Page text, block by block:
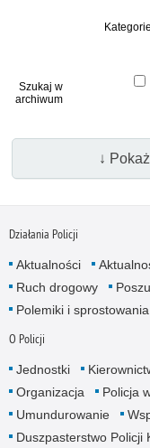
Kategorie
Szukaj w
archiwum
↓
Działania Policji
Aktualności
Ruch drogowy
Polemiki i sprostowania
O Policji
Jednostki
Organizacja
Policja
Umundurowanie
Duszpasterstwo Policji